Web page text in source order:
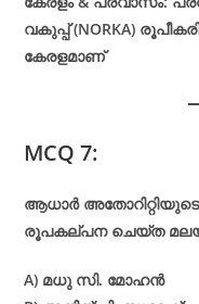
വകുപ്പ് (NORKA)
കേരളമാണ്
MCQ 7:
ആധാർ അതോറിറ്റിയുടെ
രൂപകല്പന ചെയ്ത
A) മധു സി. മോഹൻ